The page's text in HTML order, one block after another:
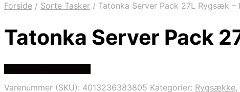
Forside / Sorte Tasker / Tatonka Server Pack 27L Rygsæk –
Tatonka Server Pack
Varenummer (SKU): 4013236383805 Kategorier: Rygsække,